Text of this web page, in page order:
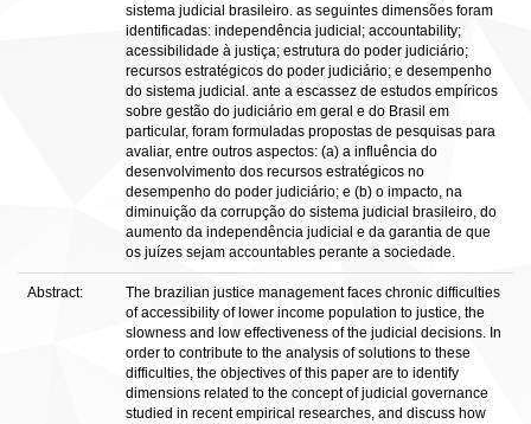
sistema judicial brasileiro. as seguintes dimensões foram
identificadas: independência judicial; accountability;
acessibilidade à justiça; estrutura do poder judiciário;
recursos estratégicos do poder judiciário; e desempenho
do sistema judicial. ante a escassez de estudos empíricos
sobre gestão do judiciário em geral e do Brasil em
particular, foram formuladas propostas de pesquisas para
avaliar, entre outros aspectos: (a) a influência do
desenvolvimento dos recursos estratégicos no
desempenho do poder judiciário; e (b) o impacto, na
diminuição da corrupção do sistema judicial brasileiro, do
aumento da independência judicial e da garantia de que
os juízes sejam accountables perante a sociedade.
Abstract:
The brazilian justice management faces chronic difficulties
of accessibility of lower income population to justice, the
slowness and low effectiveness of the judicial decisions. In
order to contribute to the analysis of solutions to these
difficulties, the objectives of this paper are to identify
dimensions related to the concept of judicial governance
studied in recent empirical researches, and discuss how